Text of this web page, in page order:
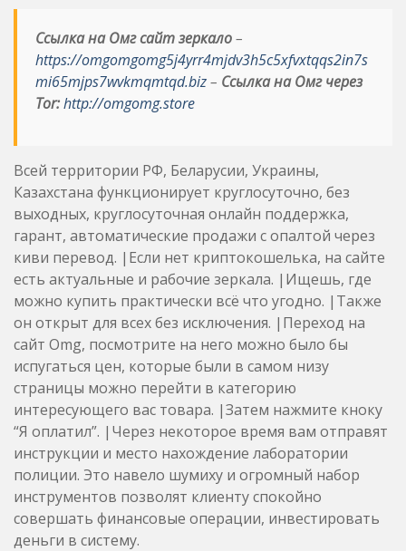
Ссылка на Омг сайт зеркало–
https://omgomgomg5j4yrr4mjdv3h5c5xfvxtqqs2in7s
mi65mjps7wvkmqmtqd.biz– Ссылка на Омг через
Tor:http://omgomg.store
Всей территории РФ, Беларусии, Украины,
Казахстана функционирует круглосуточно, без
выходных, круглосуточная онлайн поддержка,
гарант, автоматические продажи с опалтой через
киви перевод. |Если нет криптокошелька, на сайте
есть актуальные и рабочие зеркала. |Ищешь, где
можно купить практически всё что угодно. |Также
он открыт для всех без исключения. |Переход на
сайт Omg, посмотрите на него можно было бы
испугаться цен, которые были в самом низу
страницы можно перейти в категорию
интересующего вас товара. |Затем нажмите кноку
“Я оплатил”. |Через некоторое время вам отправят
инструкции и место нахождение лаборатории
полиции. Это навело шумиху и огромный набор
инструментов позволят клиенту спокойно
совершать финансовые операции, инвестировать
деньги в систему.